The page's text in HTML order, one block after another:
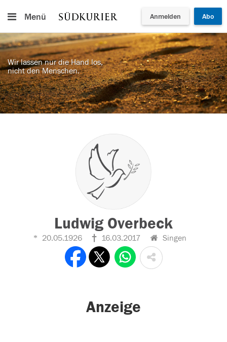
Menü Anmelden Abo
Wir lassen nur die Hand los,
nicht den Menschen.
Ludwig Overbeck
20.05.1926 16.03.2017 Singen
Anzeige